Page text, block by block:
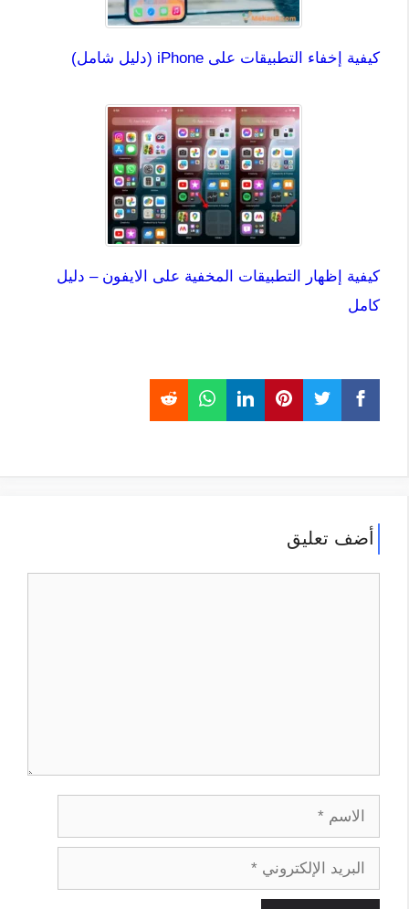
كيفية إخفاء التطبيقات على iPhone (دليل شامل)
كيفية إظهار التطبيقات المخفية على الايفون – دليل
كامل
أضف تعليق
الاسم
البريد
الإلكتروني